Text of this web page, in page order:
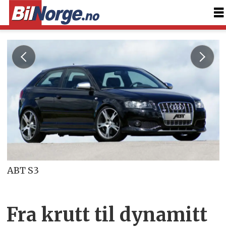
ABT S3
Fra krutt til dynamitt